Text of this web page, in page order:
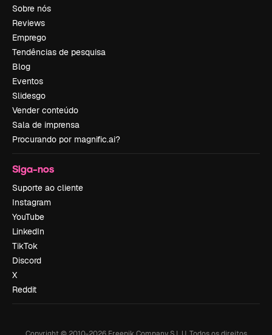
Sobre nós
Reviews
Emprego
Tendências de pesquisa
Blog
Eventos
Slidesgo
Vender conteúdo
Sala de imprensa
Procurando por magnific.ai?
Siga-nos
Suporte ao cliente
Instagram
YouTube
LinkedIn
TikTok
Discord
X
Reddit